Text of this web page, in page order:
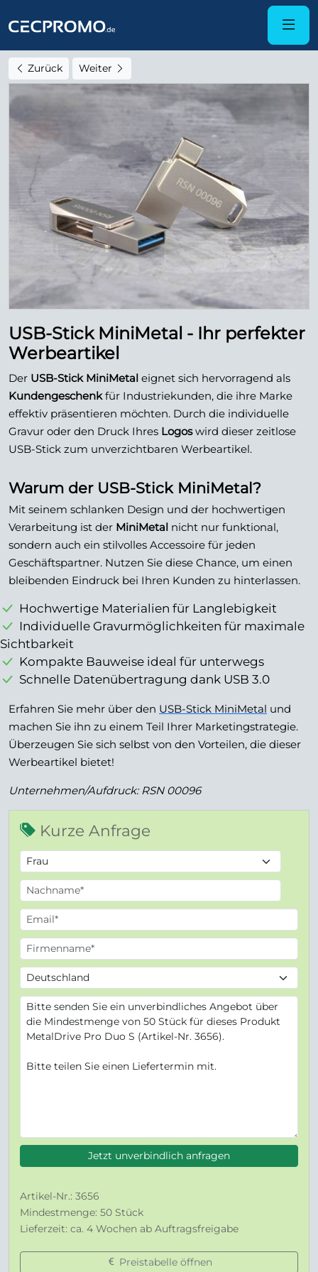
Zurück Weiter
USB-Stick MiniMetal - Ihr perfekter
Werbeartikel
Der USB-Stick MiniMetal eignet sich hervorragend als
Kundengeschenkfür Industriekunden, die ihre Marke
effektiv präsentieren möchten. Durch die individuelle
Gravur oder den Druck Ihres Logoswird dieser zeitlose
USB-Stick zum unverzichtbaren Werbeartikel.
Warum der USB-Stick MiniMetal?
Mit seinem schlanken Design und der hochwertigen
Verarbeitung ist der MiniMetal nicht nur funktional,
sondern auch ein stilvolles Accessoire für jeden
Geschäftspartner. Nutzen Sie diese Chance, um einen
bleibenden Eindruck bei Ihren Kunden zu hinterlassen.
Hochwertige Materialien für Langlebigkeit
Individuelle Gravurmöglichkeiten für maximale
Sichtbarkeit
Kompakte Bauweise ideal für unterwegs
Schnelle Datenübertragung dank USB 3.0
Erfahren Sie mehr über den USB-Stick MiniMetal und
machen Sie ihn zu einem Teil Ihrer Marketingstrategie.
Überzeugen Sie sich selbst von den Vorteilen, die dieser
Werbeartikel bietet!
Unternehmen/Aufdruck: RSN 00096
Kurze Anfrage
Jetzt unverbindlich anfragen
Artikel-Nr.: 3656
Mindestmenge: 50 Stück
Lieferzeit: ca. 4 Wochen ab Auftragsfreigabe
Preistabelle öffnen